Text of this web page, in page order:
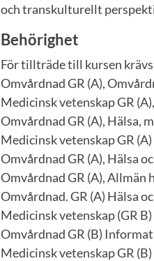
och transkulturellt
Behörighet
För tillträde till kursen
Omvårdnad GR (A),
Medicinsk vetenskap GR
Omvårdnad GR (A), Hälsa,
Medicinsk vetenskap GR
Omvårdnad GR (A), Hälsa
Omvårdnad GR (A), Allmän
Omvårdnad. GR (A) Hälsa
Medicinsk vetenskap (GR
Omvårdnad GR (B)
Medicinsk vetenskap GR